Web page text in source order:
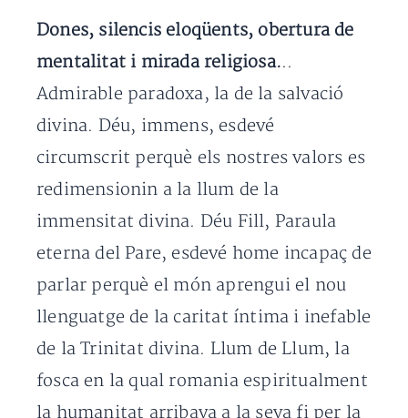
Dones, silencis eloqüents, obertura de
mentalitat i mirada religiosa...
Admirable paradoxa, la de la salvació
divina. Déu, immens, esdevé
circumscrit perquè els nostres valors es
redimensionin a la llum de la
immensitat divina. Déu Fill, Paraula
eterna del Pare, esdevé home incapaç de
parlar perquè el món aprengui el nou
llenguatge de la caritat íntima i inefable
de la Trinitat divina. Llum de Llum, la
fosca en la qual romania espiritualment
la humanitat arribava a la seva fi per la